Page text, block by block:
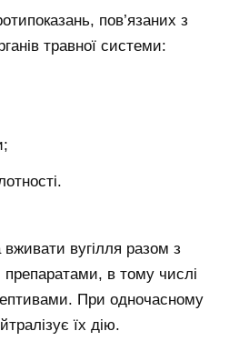
пов’язаних з
травної системи:
вугілля разом з
в тому числі
При одночасному
їх дію.